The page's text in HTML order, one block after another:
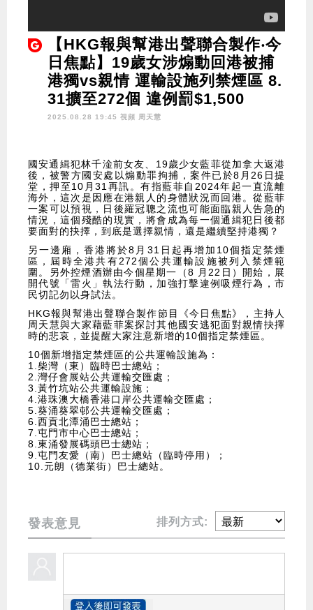
【HKG報與幫港出聲聯合製作‧今
日焦點】19歲女涉煽動回港被捕
港獨vs親情 運輸設施列禁煙區 8.
31擴至272個 違例罰$1,500
2025.08.28 19:45 視頻 周天慧
國安通緝犯林千淦前女友、19歲少女藍菲從加拿大返港
後，被警方國安處以煽動罪拘捕，案件已於8月26日提
堂，押至10月31再訊。有指藍菲自2024年起一直流離
海外，這次是因應在港親人的身體狀況而回港。從藍菲
一案可以預視，日後羅冠聰之流也可能面臨親人告急的
情況，這個殘酷的現實，將會成為每一個通緝犯日後都
要面對的抉擇，到底是選擇親情，還是繼續堅持港獨？
另一邊廂，香港將於8月31日起再增加10個指定禁煙
區，屆時全港共有272個公共運輸設施被列入禁煙範
圍。另外控煙酒辦由今個星期一（8 月22日）開始，展
開代號「雷火」執法行動，加強打擊違例吸煙行為，市
民切記勿以身試法。
HKG報與幫港出聲聯合製作節目《今日焦點》，主持人
周天慧與大家藉藍菲案探討其他國安逃犯面對親情抉擇
時的悲哀，並提醒大家注意新增的10個指定禁煙區。
10個新增指定禁煙區的公共運輸設施為：
1.柴灣（東）臨時巴士總站；
2.灣仔會展站公共運輸交匯處；
3.黃竹坑站公共運輸設施；
4.港珠澳大橋香港口岸公共運輸交匯處；
5.葵涌葵翠邨公共運輸交匯處；
6.西貢北潭涌巴士總站；
7.屯門市中心巴士總站；
8.東涌發展碼頭巴士總站；
9.屯門友愛（南）巴士總站（臨時停用）；
10.元朗（德業街）巴士總站。
發表意見 排列方式: